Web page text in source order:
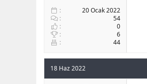
20 Ocak 2022
54
0
6
44
18 Haz 2022